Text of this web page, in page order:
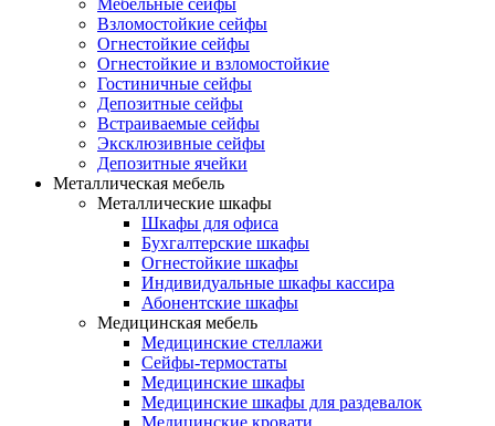
Мебельные сейфы
Взломостойкие сейфы
Огнестойкие сейфы
Огнестойкие и взломостойкие
Гостиничные сейфы
Депозитные сейфы
Встраиваемые сейфы
Эксклюзивные сейфы
Депозитные ячейки
Металлическая мебель
Металлические шкафы
Шкафы для офиса
Бухгалтерские шкафы
Огнестойкие шкафы
Индивидуальные шкафы кассира
Абонентские шкафы
Медицинская мебель
Медицинские стеллажи
Сейфы-термостаты
Медицинские шкафы
Медицинские шкафы для раздевалок
Медицинские кровати